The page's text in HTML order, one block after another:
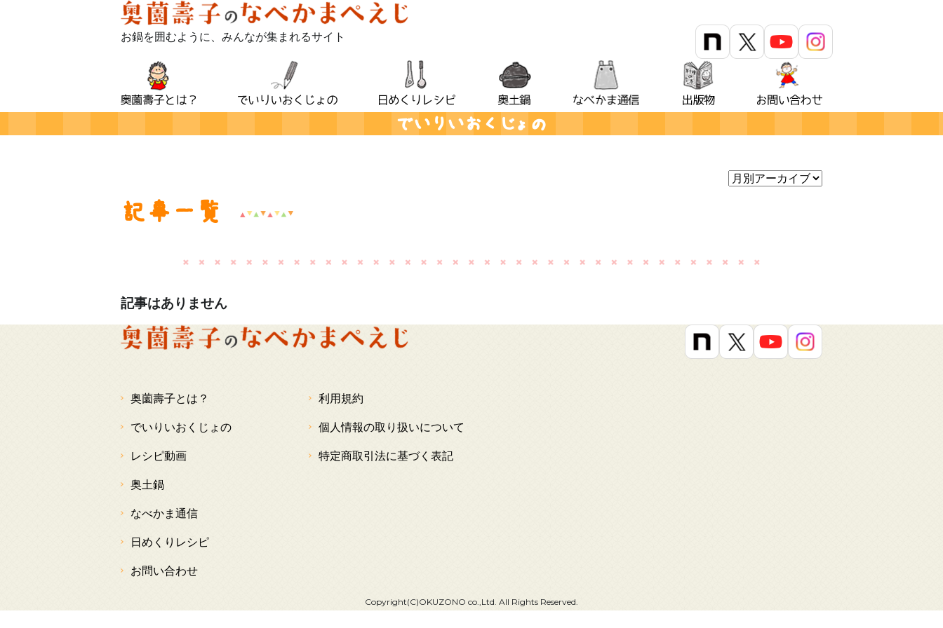
お鍋を囲むように、みんなが集まれるサイト
でいりいおくじょの
記事一覧
記事はありません
奥薗壽子とは？
でいりいおくじょの
レシピ動画
奥土鍋
なべかま通信
日めくりレシピ
お問い合わせ
利用規約
個人情報の取り扱いについて
特定商取引法に基づく表記
Copyright(C)OKUZONO co.,Ltd. All Rights Reserved.